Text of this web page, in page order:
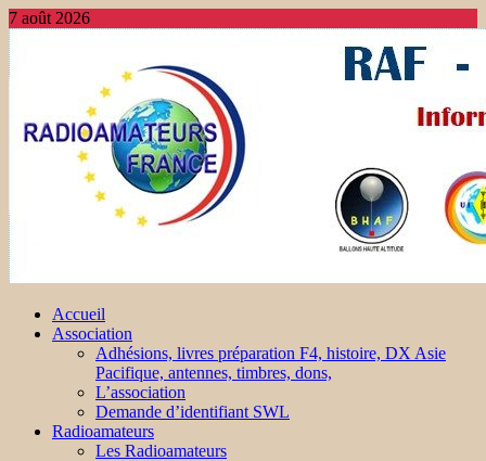
7 août 2026
Accueil
Association
Adhésions, livres préparation F4, histoire, DX Asie
Pacifique, antennes, timbres, dons,
L’association
Demande d’identifiant SWL
Radioamateurs
Les Radioamateurs